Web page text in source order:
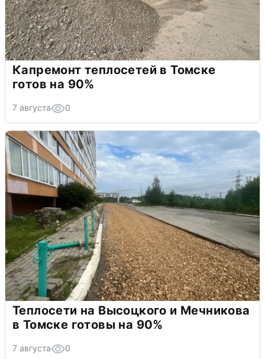
Капремонт теплосетей в Томске
готов на 90%
7 августа 0
Теплосети на Высоцкого и Мечникова
в Томске готовы на 90%
7 августа 0